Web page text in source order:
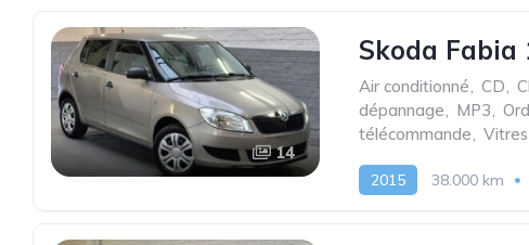
14
Skoda Fabia
Air conditionné, CD,
dépannage, MP3,
télécommande,
2015 38.000 km